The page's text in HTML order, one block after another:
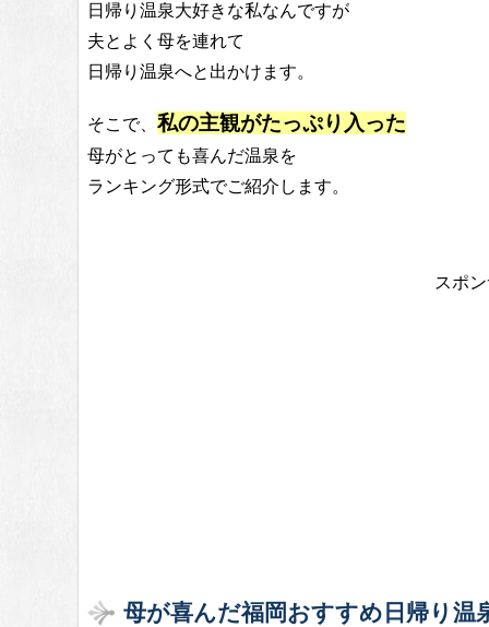
日帰り温泉大好きな私なんですが
夫とよく母を連れて
日帰り温泉へと出かけます。
そこで、 私の主観がたっぷり入った
母がとっても喜んだ温泉を
ランキング形式でご紹介します。
スポ
母が喜んだ福岡おすすめ日帰り温